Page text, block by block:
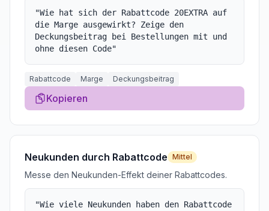
"Wie hat sich der Rabattcode 20EXTRA auf
die Marge ausgewirkt? Zeige den
Deckungsbeitrag bei Bestellungen mit und
ohne diesen Code"
Rabattcode Marge Deckungsbeitrag
Kopieren
Neukunden durch Rabattcode Mittel
Messe den Neukunden-Effekt deiner Rabattcodes.
"Wie viele Neukunden haben den Rabattcode